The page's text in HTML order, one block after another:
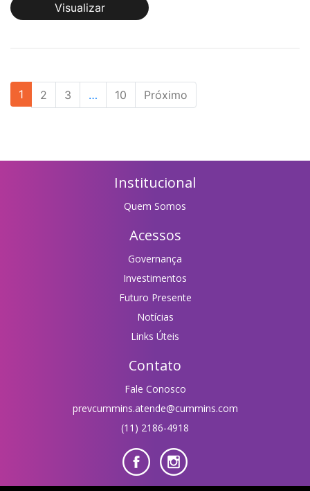
Visualizar
1 2 3 … 10 Próximo
Institucional
Quem Somos
Acessos
Governança
Investimentos
Futuro Presente
Notícias
Links Úteis
Contato
Fale Conosco
prevcummins.atende@cummins.com
(11) 2186-4918